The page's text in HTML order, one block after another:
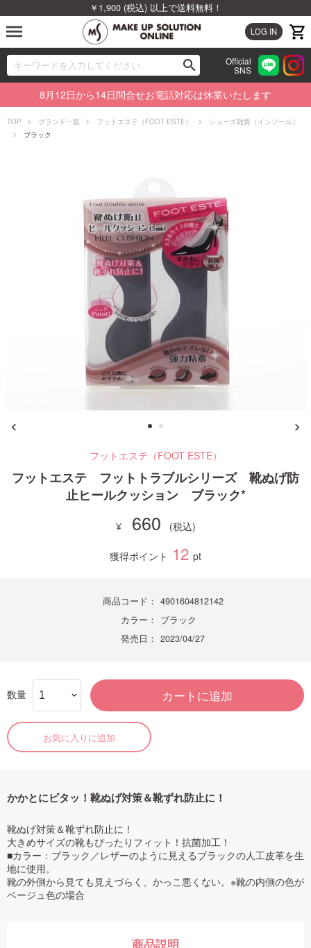
￥1,900 (税込) 以上で送料無料！
LOG IN
menu
search
00
Official
SNS
ブランドから探す
カテゴリから探す
ビューティジャーナルから探す
8月12日から14日問合せお電話対応は休業いたします
TOP ブランド一覧 フットエステ（FOOT ESTE）
シューズ雑貨（インソール）
ブラック
フットエステ（FOOT ESTE）
フットエステ フットトラブルシリーズ 靴ぬげ防
止ヒールクッション ブラック*
660
獲得ポイント 12 pt
商品コード： 4901604812142
カラー：
ブラック
発売日： 2023/04/27
数量 カートに追加
お気に入りに追加
かかとにピタッ！靴ぬげ対策＆靴ずれ防止に！
靴ぬげ対策＆靴ずれ防止に！
大きめサイズの靴もぴったりフィット！抗菌加工！
■カラー：ブラック／レザーのように見えるブラックの人工皮革を生
地に使用。
靴の外側から見ても見えづらく、かっこ悪くない。※靴の内側の色が
ベージュ色の場合
商品説明